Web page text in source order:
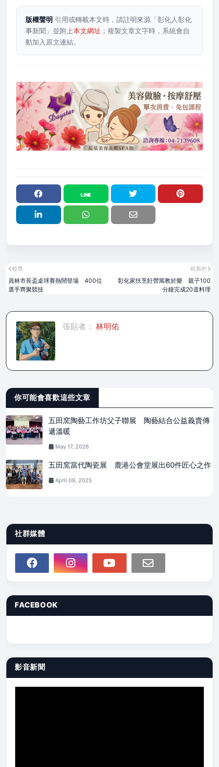
版權聲明 引用或轉載本文時，請註明來源「彰化人彰化
事新聞」並附上本文網址 ；複製文章文字時，系統會自
動加入原文連結。
較新的
彰化家扶烹飪營寓教於樂 親子100
分鐘完成20道料理
較舊
員林市長盃桌球賽熱鬧登場 400位
選手齊聚競技
張貼者： 林明佑
你可能會喜歡這些文章
五田窯陶藝工作坊父子聯展 陶藝結合公益義賣傳
遞溫暖
May 17, 2026
五田窯當代陶瓷展 鹿港公會堂展出60件匠心之作
April 09, 2025
社群媒體
FACEBOOK
影音新聞